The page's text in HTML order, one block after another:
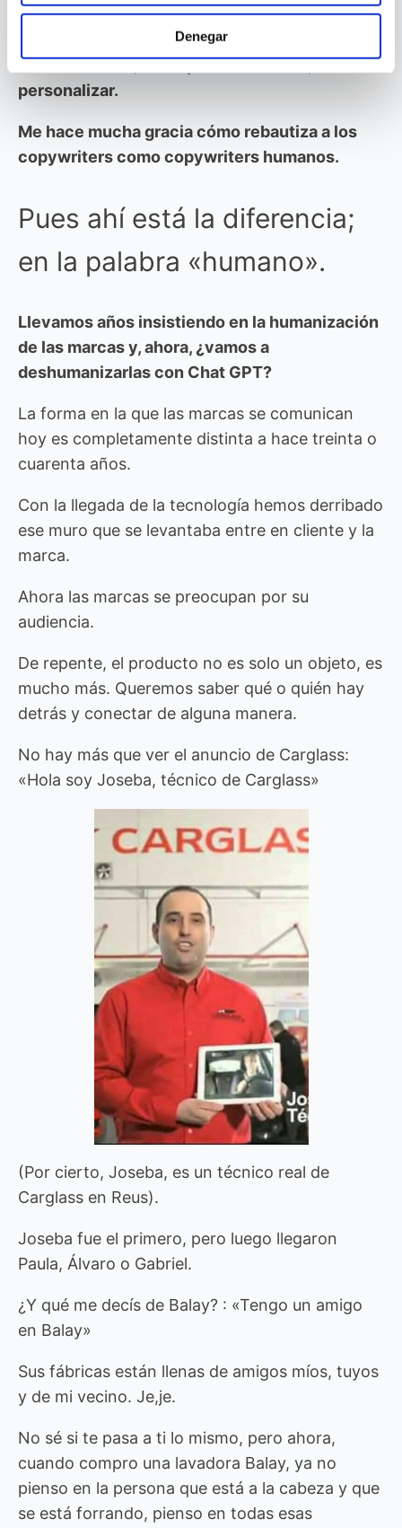
Denegar
Sin emociones, sin captar la atención, sin
personalizar.
Me hace mucha gracia cómo rebautiza a los
copywriters como copywriters humanos.
Pues ahí está la diferencia;
en la palabra «humano».
Llevamos años insistiendo en la humanización
de las marcas y, ahora, ¿vamos a
deshumanizarlas con Chat GPT?
La forma en la que las marcas se comunican
hoy es completamente distinta a hace treinta o
cuarenta años.
Con la llegada de la tecnología hemos derribado
ese muro que se levantaba entre en cliente y la
marca.
Ahora las marcas se preocupan por su
audiencia.
De repente, el producto no es solo un objeto, es
mucho más. Queremos saber qué o quién hay
detrás y conectar de alguna manera.
No hay más que ver el anuncio de Carglass:
«Hola soy Joseba, técnico de Carglass»
(Por cierto, Joseba, es un técnico real de
Carglass en Reus).
Joseba fue el primero, pero luego llegaron
Paula, Álvaro o Gabriel.
¿Y qué me decís de Balay? : «Tengo un amigo
en Balay»
Sus fábricas están llenas de amigos míos, tuyos
y de mi vecino. Je,je.
No sé si te pasa a ti lo mismo, pero ahora,
cuando compro una lavadora Balay, ya no
pienso en la persona que está a la cabeza y que
se está forrando, pienso en todas esas